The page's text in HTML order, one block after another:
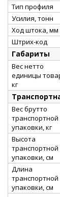
Тип профиля
Усилия, тонн
Ход штока, мм
Штрих-код
Габариты
Вес нетто
единицы
кг
Вес брутто
транспортной
упаковки, кг
Высота
транспортной
упаковки, см
Длина
транспортной
упаковки, см